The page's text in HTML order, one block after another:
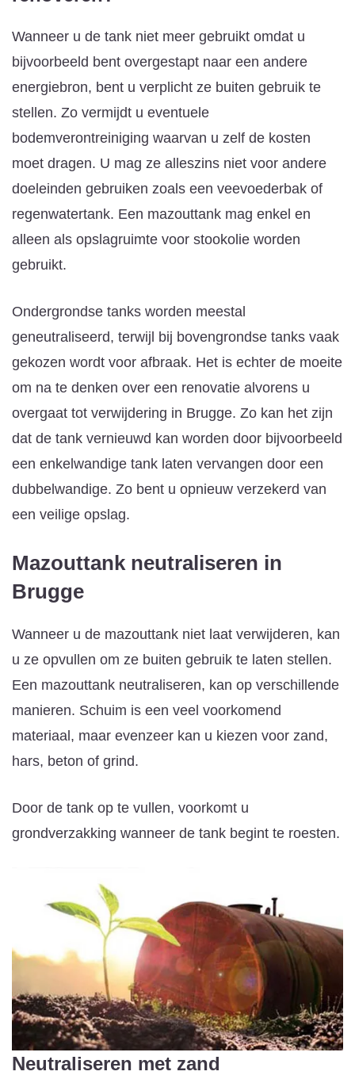
Wanneer u de tank niet meer gebruikt omdat u
bijvoorbeeld bent overgestapt naar een andere
energiebron, bent u verplicht ze buiten gebruik te
stellen. Zo vermijdt u eventuele
bodemverontreiniging waarvan u zelf de kosten
moet dragen. U mag ze alleszins niet voor andere
doeleinden gebruiken zoals een veevoederbak of
regenwatertank. Een mazouttank mag enkel en
alleen als opslagruimte voor stookolie worden
gebruikt.
Ondergrondse tanks worden meestal
geneutraliseerd, terwijl bij bovengrondse tanks vaak
gekozen wordt voor afbraak. Het is echter de moeite
om na te denken over een renovatie alvorens u
overgaat tot verwijdering in Brugge. Zo kan het zijn
dat de tank vernieuwd kan worden door bijvoorbeeld
een enkelwandige tank laten vervangen door een
dubbelwandige. Zo bent u opnieuw verzekerd van
een veilige opslag.
Mazouttank neutraliseren in
Brugge
Wanneer u de mazouttank niet laat verwijderen, kan
u ze opvullen om ze buiten gebruik te laten stellen.
Een mazouttank neutraliseren, kan op verschillende
manieren. Schuim is een veel voorkomend
materiaal, maar evenzeer kan u kiezen voor zand,
hars, beton of grind.
Door de tank op te vullen, voorkomt u
grondverzakking wanneer de tank begint te roesten.
Neutraliseren met zand